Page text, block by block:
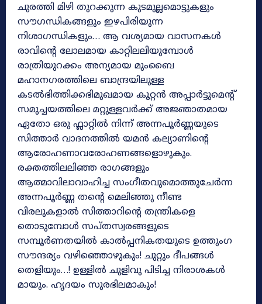
ചുരത്തി മിഴി തുറക്കുന്ന കുടമുല്ലമൊട്ടുകളും
സൗഗന്ധികങ്ങളും ഇഴപിരിയുന്ന
നിശാഗന്ധികളും… ആ വശ്യമായ വാസനകൾ
രാവിന്റെ ലോലമായ കാറ്റിലലിയുമ്പോൾ
രാത്രിയുറക്കം അന്യമായ മുംബൈ
മഹാനഗരത്തിലെ ബാന്ദ്രയിലുള്ള
കടൽഭിത്തിക്കഭിമുഖമായ കൂറ്റൻ അപ്പാർട്ടുമെന്റ്‌
സമുച്ചയത്തിലെ മറ്റുള്ളവർക്ക് അജ്ഞാതമായ
ഏതോ ഒരു ഫ്ലാറ്റിൽ നിന്ന് അന്നപൂർണ്ണയുടെ
സിത്താർ വാദനത്തിൽ യമൻ കല്യാണിന്റെ
ആരോഹണാവരോഹണങ്ങളൊഴുകും.
രക്തത്തിലലിഞ്ഞ രാഗങ്ങളും
ആത്മാവിലാവാഹിച്ച സംഗീതവുമൊത്തുചേർന്ന
അന്നപൂർണ്ണ തന്റെ മെലിഞ്ഞു നീണ്ട
വിരലുകളാൽ സിത്താറിന്റെ തന്ത്രികളെ
തൊടുമ്പോൾ സപ്തസ്വരങ്ങളുടെ
സമ്പൂർണതയിൽ കാൽപ്പനികതയുടെ ഉത്തുംഗ
സൗന്ദര്യം വഴിഞ്ഞൊഴുകും! ചുറ്റും ദീപങ്ങൾ
തെളിയും…! ഉള്ളിൽ ചുളിവു പിടിച്ച നിരാശകൾ
മായും. ഹൃദയം സുരഭിലമാകും!